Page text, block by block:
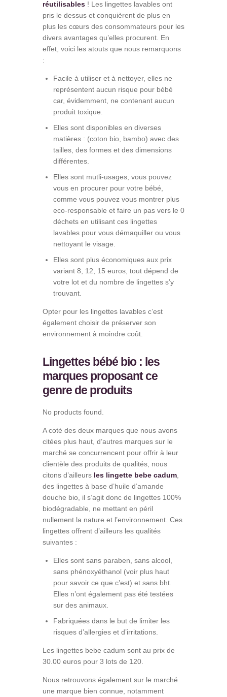
réutilisables ! Les lingettes lavables ont
pris le dessus et conquièrent de plus en
plus les cœurs des consommateurs pour les
divers avantages qu’elles procurent. En
effet, voici les atouts que nous remarquons
:
Facile à utiliser et à nettoyer, elles ne
représentent aucun risque pour bébé
car, évidemment, ne contenant aucun
produit toxique.
Elles sont disponibles en diverses
matières : (coton bio, bambo) avec des
tailles, des formes et des dimensions
différentes.
Elles sont mutli-usages, vous pouvez
vous en procurer pour votre bébé,
comme vous pouvez vous montrer plus
eco-responsable et faire un pas vers le 0
déchets en utilisant ces lingettes
lavables pour vous démaquiller ou vous
nettoyant le visage.
Elles sont plus économiques aux prix
variant 8, 12, 15 euros, tout dépend de
votre lot et du nombre de lingettes s’y
trouvant.
Opter pour les lingettes lavables c’est
également choisir de préserver son
environnement à moindre coût.
Lingettes bébé bio : les
marques proposant ce
genre de produits
No products found.
A coté des deux marques que nous avons
citées plus haut, d’autres marques sur le
marché se concurrencent pour offrir à leur
clientèle des produits de qualités, nous
citons d’ailleurs les lingette bebe cadum
des lingettes à base d’huile d’amande
douche bio, il s’agit donc de lingettes 100%
biodégradable, ne mettant en péril
nullement la nature et l’environnement. Ces
lingettes offrent d’ailleurs les qualités
suivantes :
Elles sont sans paraben, sans alcool,
sans phénoxyéthanol (voir plus haut
pour savoir ce que c’est) et sans bht.
Elles n’ont également pas été testées
sur des animaux.
Fabriquées dans le but de limiter les
risques d’allergies et d’irritations.
Les lingettes bebe cadum sont au prix de
30.00 euros pour 3 lots de 120.
Nous retrouvons également sur le marché
une marque bien connue, notamment